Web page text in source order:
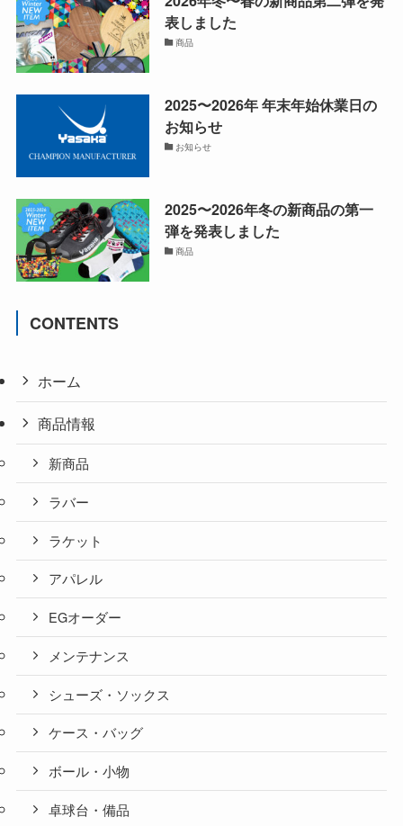
表しました
商品
2025〜2026年 年末年始休業日の
お知らせ
お知らせ
2025〜2026年冬の新商品の第一
弾を発表しました
商品
CONTENTS
ホーム
商品情報
新商品
ラバー
ラケット
アパレル
EGオーダー
メンテナンス
シューズ・ソックス
ケース・バッグ
ボール・小物
卓球台・備品